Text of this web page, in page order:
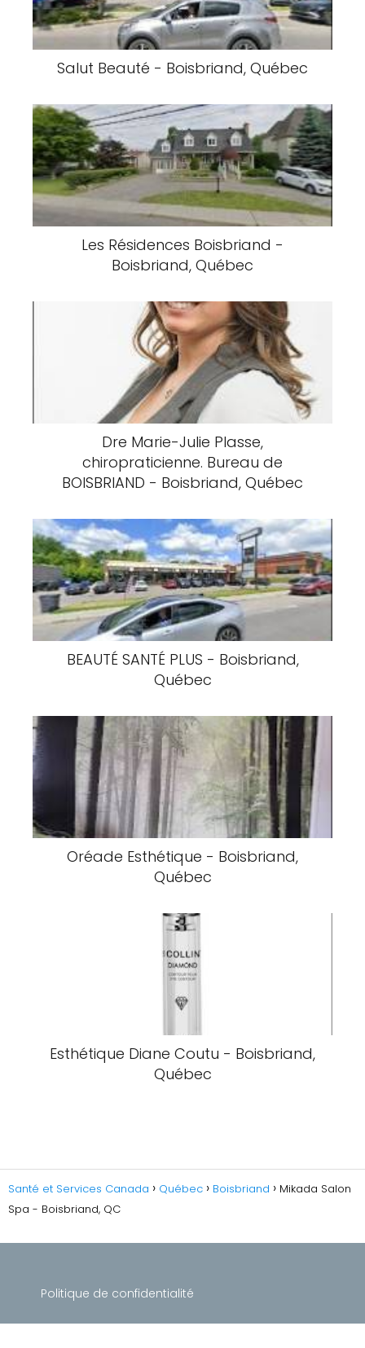
Salut Beauté - Boisbriand, Québec
Les Résidences Boisbriand -
Boisbriand, Québec
Dre Marie-Julie Plasse,
chiropraticienne. Bureau de
BOISBRIAND - Boisbriand, Québec
BEAUTÉ SANTÉ PLUS - Boisbriand,
Québec
Oréade Esthétique - Boisbriand,
Québec
Esthétique Diane Coutu - Boisbriand,
Québec
Santé et Services Canada Québec Boisbriand
Mikada Salon
Spa - Boisbriand, QC
Politique de confidentialité